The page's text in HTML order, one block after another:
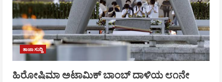
ತಾಜಾ ಸುದ್ದಿ
ಹಿರೋಷಿಮಾ ಅಟಾಮಿಕ್ ಬಾಂಬ್ ದಾಳಿಯ ೮೧ನೇ